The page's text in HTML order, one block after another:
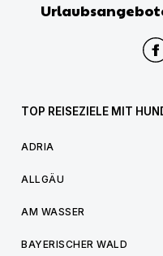
TOP REISEZIELE MIT
ADRIA
ALLGÄU
AM WASSER
BAYERISCHER WALD